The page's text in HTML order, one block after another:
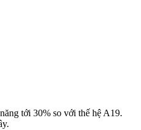
tới 30% so với thế hệ A19.